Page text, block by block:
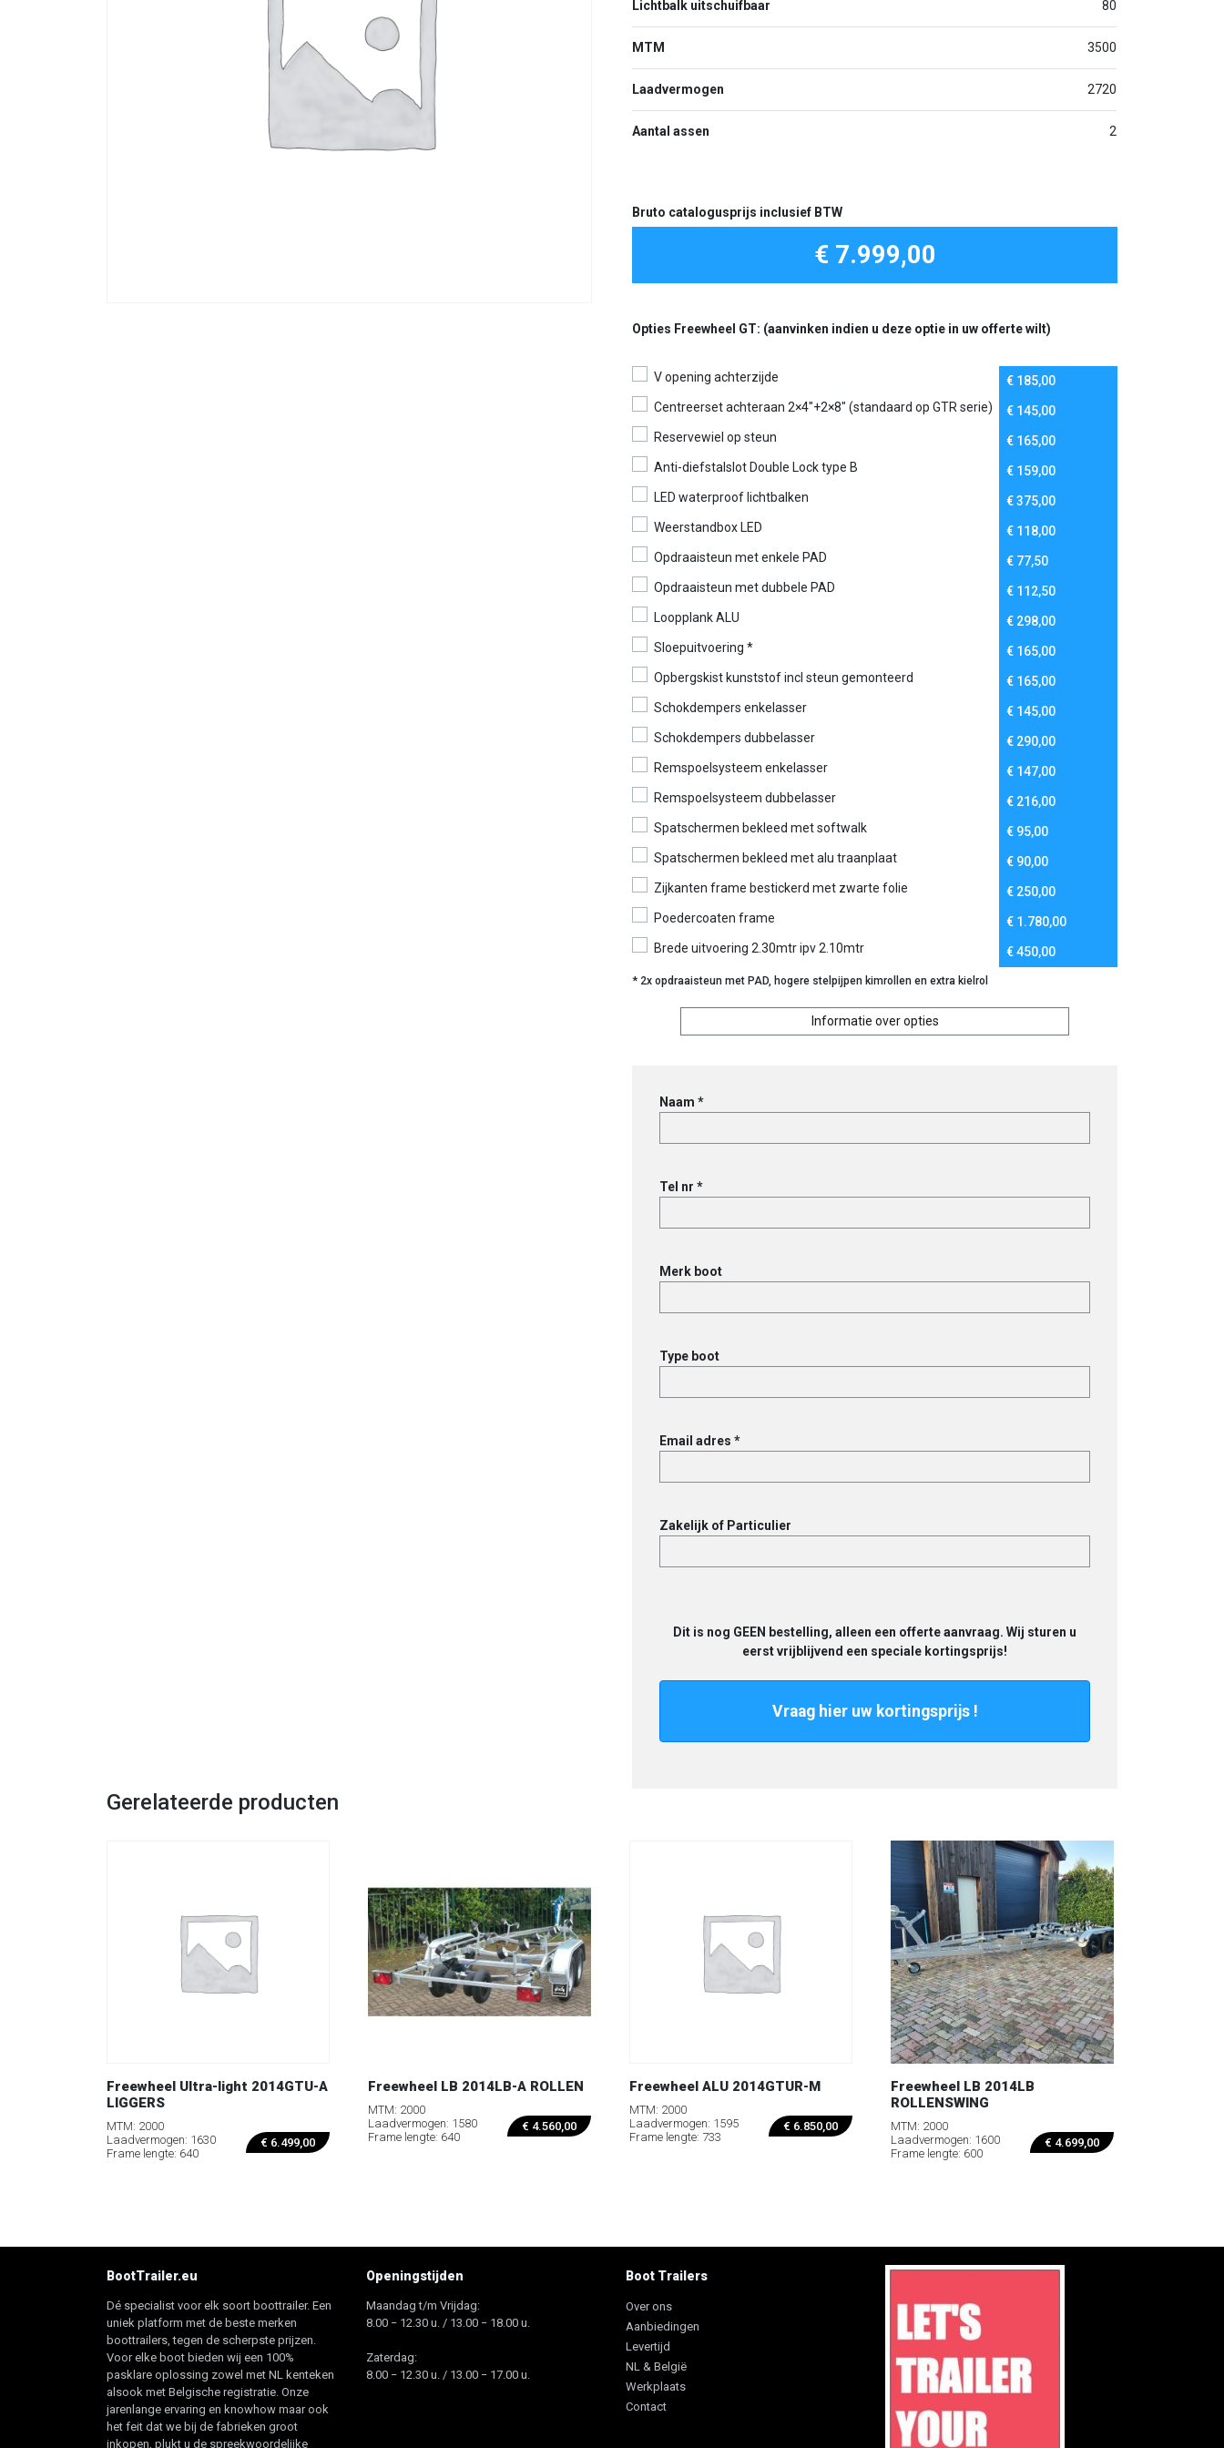
Lichtbalk uitschuifbaar 80
MTM 3500
Laadvermogen 2720
Aantal assen 2
Bruto catalogusprijs inclusief BTW
€ 7.999,00
Opties Freewheel GT: (aanvinken indien u deze optie in uw offerte wilt)
V opening achterzijde € 185,00
Centreerset achteraan 2×4″+2×8″ (standaard op GTR serie)
€ 145,00
Reservewiel op steun
€ 165,00
Anti-diefstalslot Double Lock type B
€ 159,00
LED waterproof lichtbalken
€375,00
Weerstandbox LED
€ 118,00
Opdraaisteun met enkele PAD
€ 77,50
Opdraaisteun met dubbele PAD
€ 112,50
Loopplank ALU
€ 298,00
Sloepuitvoering *
€ 165,00
Opbergskist kunststof incl steun gemonteerd
€ 165,00
Schokdempers enkelasser
€ 145,00
Schokdempers dubbelasser
€ 290,00
Remspoelsysteem enkelasser
€ 147,00
Remspoelsysteem dubbelasser
€ 216,00
Spatschermen bekleed met softwalk
€ 95,00
Spatschermen bekleed met alu traanplaat
€ 90,00
Zijkanten frame bestickerd met zwarte folie
€ 250,00
Poedercoaten frame
€ 1.780,00
Brede uitvoering 2.30mtr ipv 2.10mtr
€450,00
* 2x opdraaisteun met PAD, hogere stelpijpen kimrollen en extra kielrol
Informatie over opties
aantal
Naam *
Tel nr *
Merk boot
Type boot
Email adres *
Zakelijk of Particulier
Dit is nog GEEN bestelling, alleen een offerte aanvraag. Wij sturen u
eerst vrijblijvend een speciale kortingsprijs!
Gerelateerde producten
Freewheel Ultra-light 2014GTU-A
LIGGERS
MTM: 2000
Laadvermogen: 1630
Frame lengte: 640
€ 6.499,00
Freewheel LB 2014LB-A ROLLEN
MTM: 2000
Laadvermogen: 1580
Frame lengte: 640
€ 4.560,00
Freewheel ALU 2014GTUR-M
MTM: 2000
Laadvermogen: 1595
Frame lengte: 733
€ 6.850,00
Freewheel LB 2014LB
ROLLENSWING
MTM: 2000
Laadvermogen: 1600
Frame lengte: 600
€ 4.699,00
BootTrailer.eu
Dé specialist voor elk soort boottrailer. Een
uniek platform met de beste merken
boottrailers, tegen de scherpste prijzen.
Voor elke boot bieden wij een 100%
pasklare oplossing zowel met NL kenteken
alsook met Belgische registratie. Onze
jarenlange ervaring en knowhow maar ook
het feit dat we bij de fabrieken groot
inkopen, plukt u de spreekwoordelijke
Openingstijden
Maandag t/m Vrijdag:
8.00 − 12.30 u. / 13.00 − 18.00 u.
Zaterdag:
8.00 − 12.30 u. / 13.00 − 17.00 u.
Boot Trailers
Over ons
Aanbiedingen
Levertijd
NL & België
Werkplaats
Contact